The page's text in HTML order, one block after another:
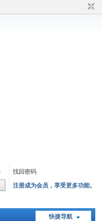
找回密码
注册成为会员，享受更多功能。
快捷导航